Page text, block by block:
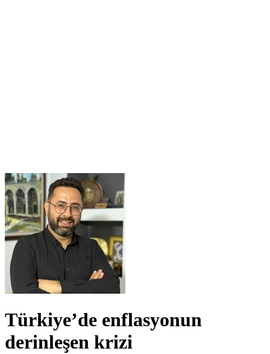
Türkiye’de enflasyonun
derinleşen krizi